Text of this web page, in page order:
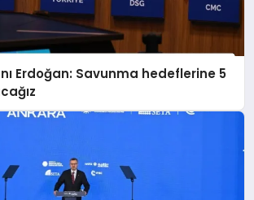
Erdoğan: Savunma hedeflerine 5